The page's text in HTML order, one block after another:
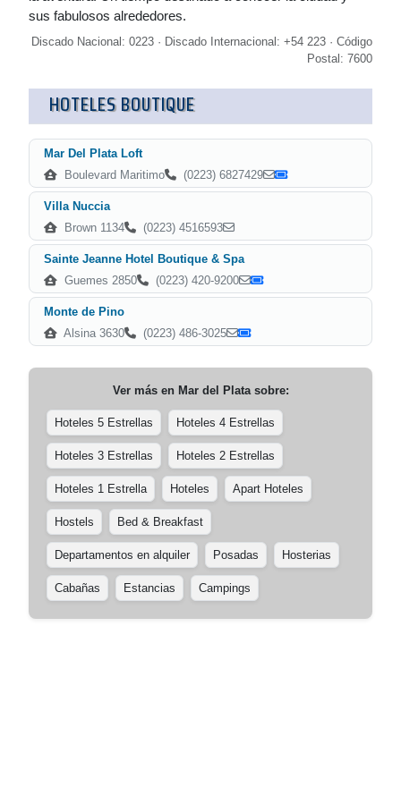
sus fabulosos alrededores.
Discado Nacional: 0223 · Discado Internacional: +54 223 · Código
Postal: 7600
HOTELES BOUTIQUE
Mar Del Plata Loft
Boulevard Maritimo
(0223) 6827429
Villa Nuccia
Brown 1134
(0223) 4516593
Sainte Jeanne Hotel Boutique & Spa
Guemes 2850
(0223) 420-9200
Monte de Pino
Alsina 3630
(0223) 486-3025
Ver más en Mar del Platasobre:
Hoteles 5 Estrellas Hoteles 4 Estrellas
Hoteles 3 Estrellas Hoteles 2 Estrellas
Hoteles 1 Estrella Hoteles Apart Hoteles
Hostels Bed & Breakfast
Departamentos en alquiler Posadas Hosterias
Cabañas Estancias Campings